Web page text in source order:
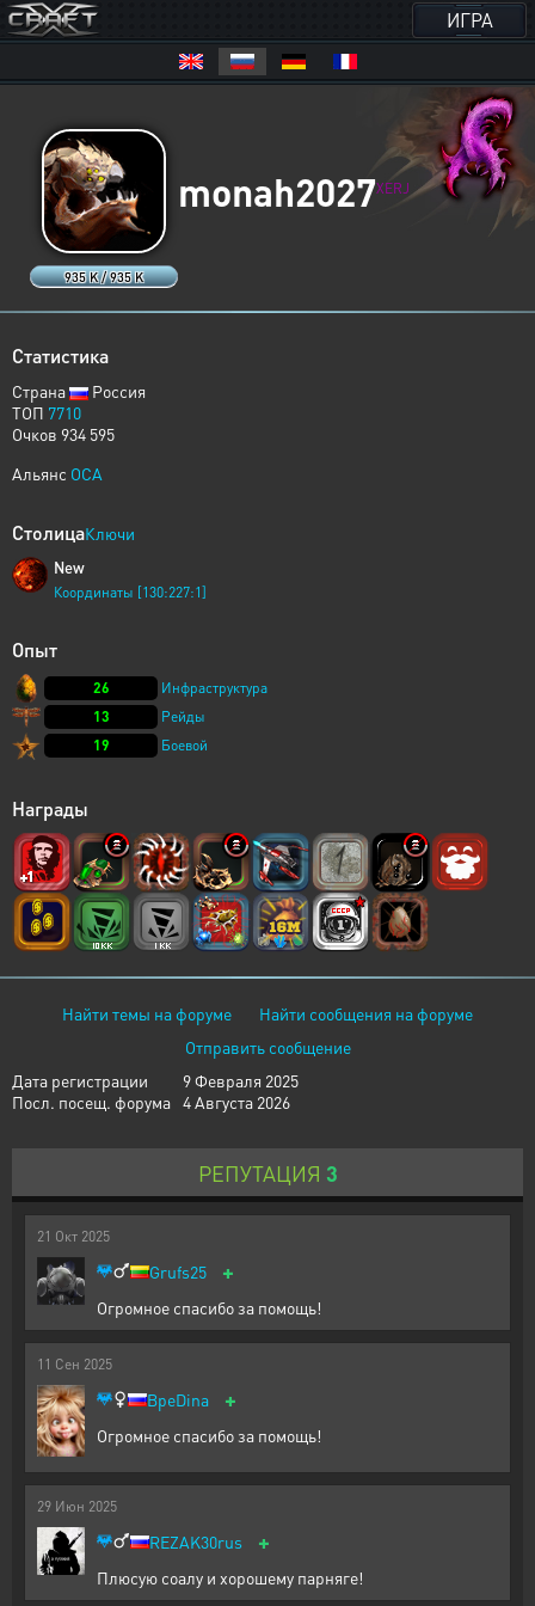
ИГРА
935 K / 935 K
monah2027XERJ
Статистика
Страна
Россия
ТОП 7710
Очков 934 595
Альянс OCA
СтолицаКлючи
New
Координаты [130:227:1]
Опыт
26
Инфраструктура
13
Рейды
19
Боевой
Награды
Найти темы на форуме
Найти сообщения на форуме
Отправить сообщение
Дата регистрации
9 Февраля 2025
Посл. посещ. форума 4 Августа 2026
РЕПУТАЦИЯ 3
21 Окт 2025
Grufs25 +
Огромное спасибо за помощь!
11 Сен 2025
BpeDina +
Огромное спасибо за помощь!
29 Июн 2025
REZAK30rus +
Плюсую соалу и хорошему парняге!